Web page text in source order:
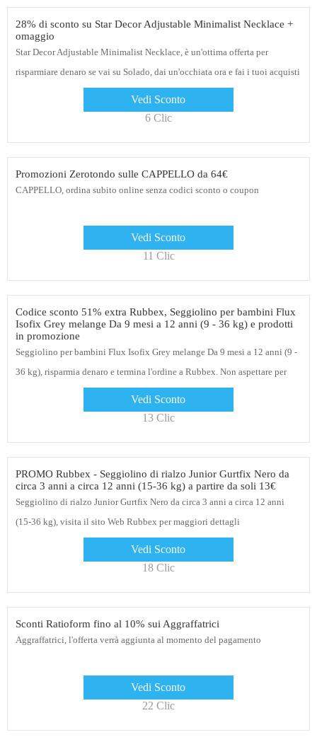
28% di sconto su Star Decor Adjustable Minimalist Necklace +
omaggio
Star Decor Adjustable Minimalist Necklace, è un'ottima offerta per
risparmiare denaro se vai su Solado, dai un'occhiata ora e fai i tuoi acquisti
Vedi Sconto
6 Clic
Promozioni Zerotondo sulle CAPPELLO da 64€
CAPPELLO, ordina subito online senza codici sconto o coupon
Vedi Sconto
11 Clic
Codice sconto 51% extra Rubbex, Seggiolino per bambini Flux
Isofix Grey melange Da 9 mesi a 12 anni (9 - 36 kg) e prodotti
in promozione
Seggiolino per bambini Flux Isofix Grey melange Da 9 mesi a 12 anni (9 -
36 kg), risparmia denaro e termina l'ordine a Rubbex. Non aspettare per
Vedi Sconto
13 Clic
PROMO Rubbex - Seggiolino di rialzo Junior Gurtfix Nero da
circa 3 anni a circa 12 anni (15-36 kg) a partire da soli 13€
Seggiolino di rialzo Junior Gurtfix Nero da circa 3 anni a circa 12 anni
(15-36 kg), visita il sito Web Rubbex per maggiori dettagli
Vedi Sconto
18 Clic
Sconti Ratioform fino al 10% sui Aggraffatrici
Aggraffatrici, l'offerta verrà aggiunta al momento del pagamento
Vedi Sconto
22 Clic